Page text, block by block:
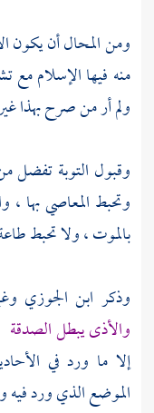
ومن المحال أن يكون
منه فيها الإسلام
ولم أر من صرح بهذا
وقبول التوبة تفضل
وتحبط المعاصي بها ،
بالموت ، ولا تحبط
وذكر ابن الجوزي
والأذى يبطل الصدقة
إلا ما ورد في
الموضع الذي ورد فيه